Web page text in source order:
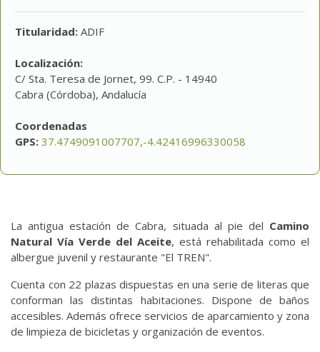
Titularidad: ADIF
Localización:
C/ Sta. Teresa de Jornet, 99. C.P. - 14940
Cabra (Córdoba), Andalucía
Coordenadas
GPS: 37.4749091007707,-4.42416996330058
La antigua estación de Cabra, situada al pie del Camino
Natural Vía Verde del Aceite, está rehabilitada como el
albergue juvenil y restaurante "El TREN".
Cuenta con 22 plazas dispuestas en una serie de literas que
conforman las distintas habitaciones. Dispone de baños
accesibles. Además ofrece servicios de aparcamiento y zona
de limpieza de bicicletas y organización de eventos.